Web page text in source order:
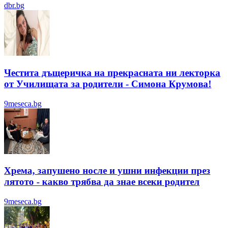
dbr.bg
Честита дъщеричка на прекрасната ни лекторка
от Училищата за родители - Симона Крумова!
9meseca.bg
Хрема, запушено носле и ушни инфекции през
лятотo - какво трябва да знае всеки родител
9meseca.bg